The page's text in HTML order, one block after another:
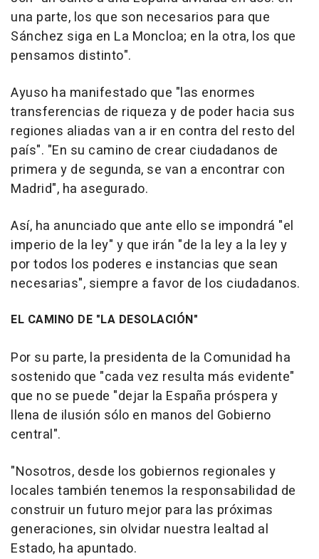
una parte, los que son necesarios para que
Sánchez siga en La Moncloa; en la otra, los que
pensamos distinto".
Ayuso ha manifestado que "las enormes
transferencias de riqueza y de poder hacia sus
regiones aliadas van a ir en contra del resto del
país". "En su camino de crear ciudadanos de
primera y de segunda, se van a encontrar con
Madrid", ha asegurado.
Así, ha anunciado que ante ello se impondrá "el
imperio de la ley" y que irán "de la ley a la ley y
por todos los poderes e instancias que sean
necesarias", siempre a favor de los ciudadanos.
EL CAMINO DE "LA DESOLACIÓN"
Por su parte, la presidenta de la Comunidad ha
sostenido que "cada vez resulta más evidente"
que no se puede "dejar la España próspera y
llena de ilusión sólo en manos del Gobierno
central".
"Nosotros, desde los gobiernos regionales y
locales también tenemos la responsabilidad de
construir un futuro mejor para las próximas
generaciones, sin olvidar nuestra lealtad al
Estado, ha apuntado.